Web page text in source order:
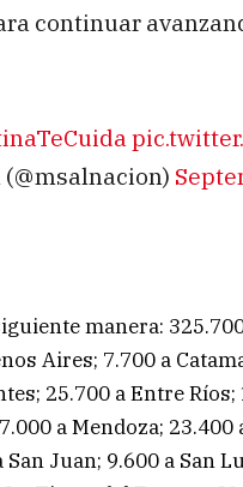
continuar
manera:
Aires; 7.700 a
25.700 a Entre
a Mendoza;
Juan; 9.600 a San